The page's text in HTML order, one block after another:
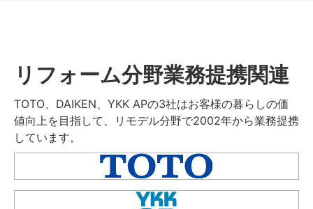
リフォーム分野業務提携関連
TOTO、DAIKEN、YKK APの3社はお客様の暮らしの価
値向上を目指して、リモデル分野で2002年から業務提携
しています。